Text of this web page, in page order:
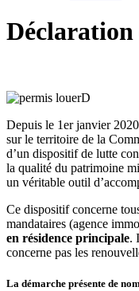
Déclaration
Depuis le 1er janvier
sur le territoire de la
d’un dispositif de lutte
la qualité du patrimoine
un véritable outil
Ce dispositif concerne
mandataires (agence
en résidence principale.
concerne pas les
La démarche présente de